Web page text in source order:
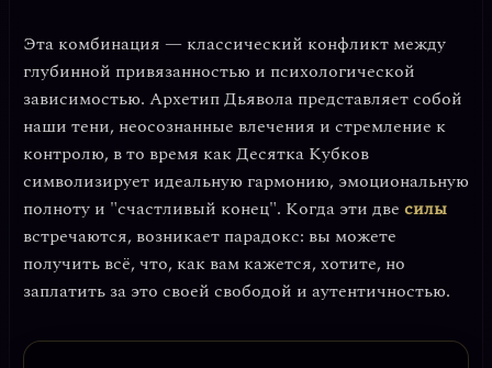
Эта комбинация — классический конфликт между
глубинной привязанностью и психологической
зависимостью. Архетип Дьявола представляет собой
наши тени, неосознанные влечения и стремление к
контролю, в то время как Десятка Кубков
символизирует идеальную гармонию, эмоциональную
полноту и "счастливый конец". Когда эти две силы
встречаются, возникает парадокс: вы можете
получить всё, что, как вам кажется, хотите, но
заплатить за это своей свободой и аутентичностью.